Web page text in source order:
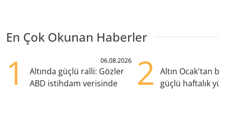
En Çok Okunan Haberler
1 06.08.2026
Altında güçlü ralli: Gözler
ABD istihdam verisinde
2
Altın Ocak'tan
güçlü haftalık